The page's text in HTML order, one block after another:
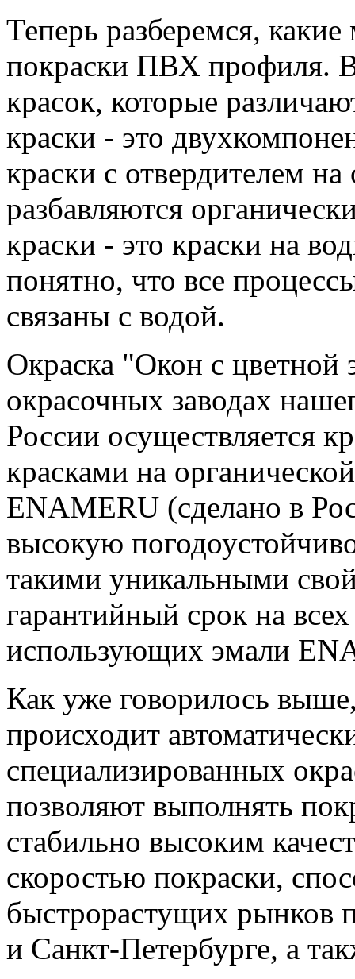
Теперь разберемся,
покраски ПВХ профиля.
красок, которые
краски - это
краски с отвердителем
разбавляются
краски - это краски на
понятно, что все
связаны с водой.
Окраска "Окон с
окрасочных заводах
России осуществляется
красками на
ENAMERU (сделано в
высокую
такими уникальными
гарантийный срок на
использующих эмали
Как уже говорилось
происходит
специализированных
позволяют выполнять
стабильно высоким
скоростью покраски,
быстрорастущих рынков
и Санкт-Петербурге, а